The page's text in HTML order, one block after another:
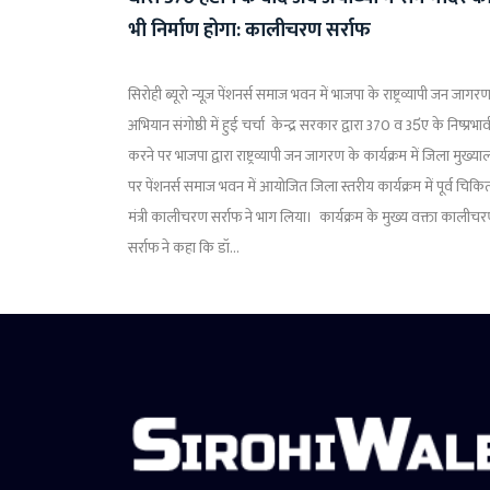
भी निर्माण होगा: कालीचरण सर्राफ
सिरोही ब्यूरो न्यूज़ पेंशनर्स समाज भवन में भाजपा के राष्ट्रव्यापी जन जागरण
अभियान संगोष्ठी में हुई चर्चा केन्द्र सरकार द्वारा 370 व 35ंए के
करने पर भाजपा द्वारा राष्ट्रव्यापी जन जागरण के कार्यक्रम में जिला
पर पेंशनर्स समाज भवन में आयोजित जिला स्तरीय कार्यक्रम में पूर्व
मंत्री कालीचरण सर्राफ ने भाग लिया। कार्यक्रम के मुख्य वक्ता
सर्राफ ने कहा कि डॉ...